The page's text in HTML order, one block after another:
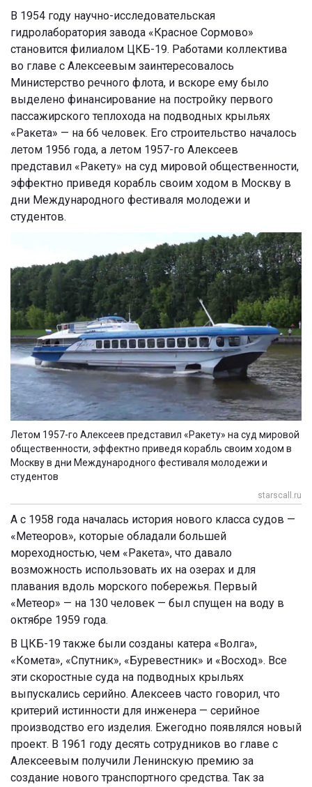
В 1954 году научно-исследовательская
гидролаборатория завода «Красное Сормово»
становится филиалом ЦКБ-19. Работами коллектива
во главе с Алексеевым заинтересовалось
Министерство речного флота, и вскоре ему было
выделено финансирование на постройку первого
пассажирского теплохода на подводных крыльях
«Ракета» — на 66 человек. Его строительство началось
летом 1956 года, а летом 1957-го Алексеев
представил «Ракету» на суд мировой общественности,
эффектно приведя корабль своим ходом в Москву в
дни Международного фестиваля молодежи и
студентов.
Летом 1957-го Алексеев представил «Ракету» на суд мировой
общественности, эффектно приведя корабль своим ходом в
Москву в дни Международного фестиваля молодежи и
студентов
starscall.ru
А с 1958 года началась история нового класса судов —
«Метеоров», которые обладали большей
мореходностью, чем «Ракета», что давало
возможность использовать их на озерах и для
плавания вдоль морского побережья. Первый
«Метеор» — на 130 человек — был спущен на воду в
октябре 1959 года.
В ЦКБ-19 также были созданы катера «Волга»,
«Комета», «Спутник», «Буревестник» и «Восход». Все
эти скоростные суда на подводных крыльях
выпускались серийно. Алексеев часто говорил, что
критерий истинности для инженера — серийное
производство его изделия. Ежегодно появлялся новый
проект. В 1961 году десять сотрудников во главе с
Алексеевым получили Ленинскую премию за
создание нового транспортного средства. Так за